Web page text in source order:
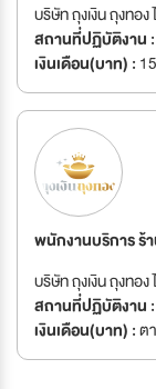
บริษัท ถุงเงิน ถุงทอ
สถานที่ปฏิบัติงาน :
เงินเดือน(บาท) :
พนักงานบริการ ร้า
บริษัท ถุงเงิน ถุงทอ
สถานที่ปฏิบัติงาน :
เงินเดือน(บาท) :ต